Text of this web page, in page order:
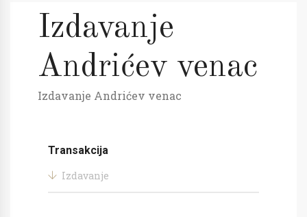
Izdavanje
Andrićev venac
Izdavanje Andrićev venac
Transakcija
Izdavanje